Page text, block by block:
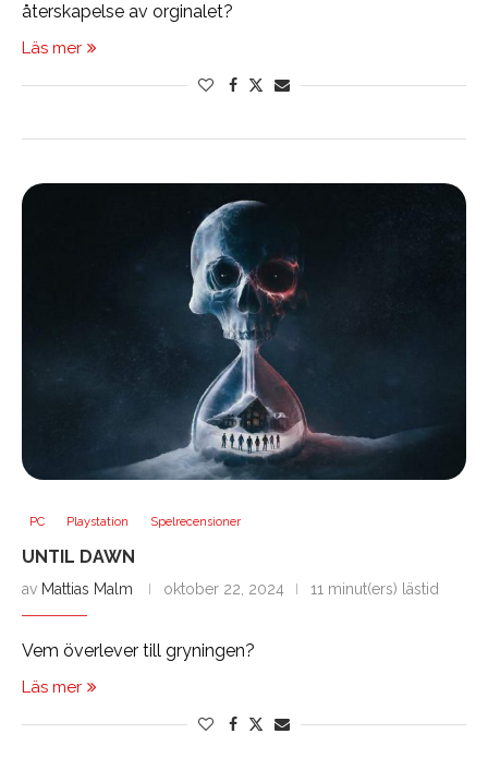
återskapelse av orginalet?
Läs mer
PC Playstation Spelrecensioner
UNTIL DAWN
av Mattias Malm oktober 22, 2024 11 minut(ers) lästid
Vem överlever till gryningen?
Läs mer